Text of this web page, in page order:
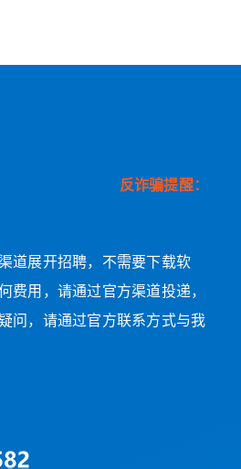
反诈骗提醒：
道展开招聘，不需要下载软
费用，请通过官方渠道投递，
问，请通过官方联系方式与我